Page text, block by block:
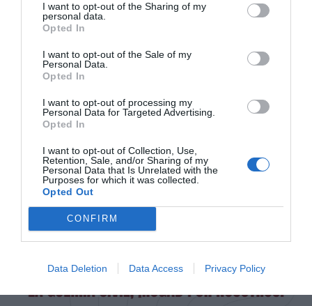
I want to opt-out of the Sharing of my
personal data.
Opted In
I want to opt-out of the Sale of my
Personal Data.
Opted In
I want to opt-out of processing my
Personal Data for Targeted Advertising.
Opted In
I want to opt-out of Collection, Use,
Retention, Sale, and/or Sharing of my
Personal Data that Is Unrelated with the
Purposes for which it was collected.
Opted Out
CONFIRM
Data Deletion Data Access Privacy Policy